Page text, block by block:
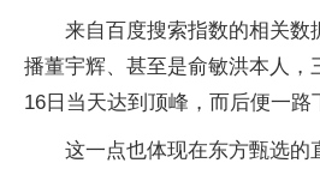
来自百度搜索指数的相关数
播董宇辉、甚至是俞敏洪本人，
16日当天达到顶峰，而后便一路
这一点也体现在东方甄选的